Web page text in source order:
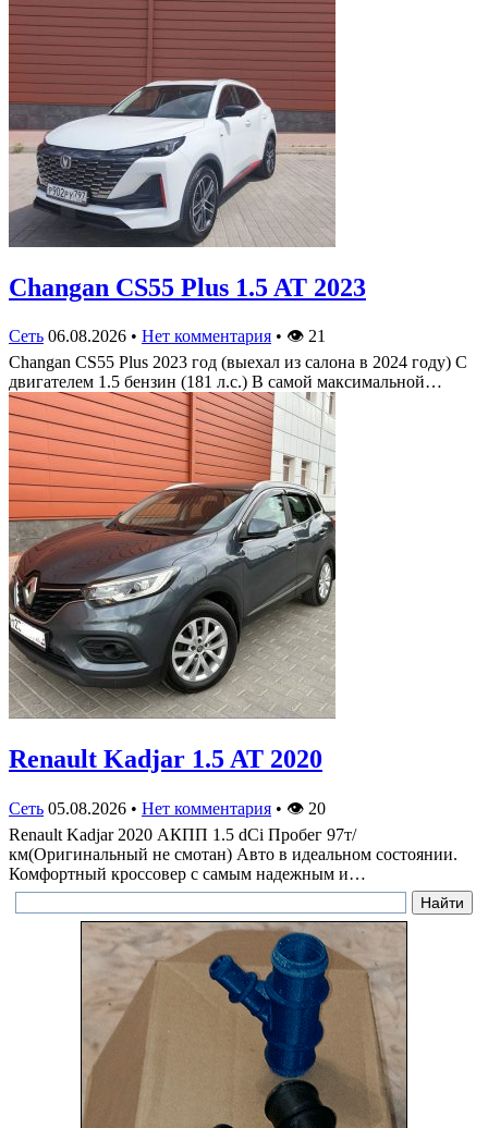
Changan CS55 Plus 1.5 AT 2023
Сеть 06.08.2026 • Нет комментария • 👁 21
Changan CS55 Plus 2023 год (выехал из салона в 2024 году) С
двигателем 1.5 бензин (181 л.с.) В самой максимальной…
Renault Kadjar 1.5 AT 2020
Сеть 05.08.2026 • Нет комментария • 👁 20
Renault Kadjar 2020 АКПП 1.5 dCi Пробег 97т/
км(Оригинальный не смотан) Авто в идеальном состоянии.
Комфортный кроссовер с самым надежным и…